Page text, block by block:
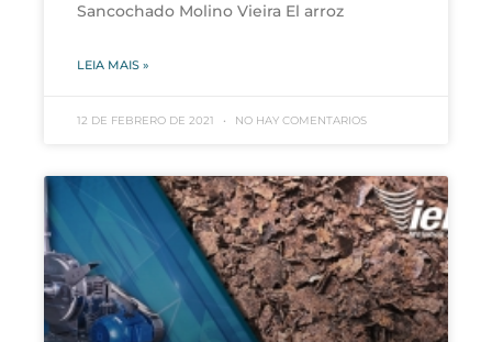
Sancochado Molino Vieira El arroz
LEIA MAIS »
12 DE FEBRERO DE 2021 NO HAY COMENTARIOS